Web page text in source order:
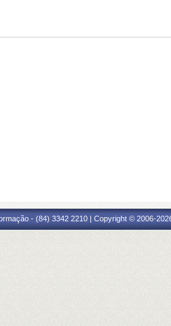
- (84) 3342 2210 | Copyright © 2006-